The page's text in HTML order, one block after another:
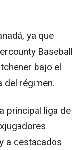
ya que
Baseball
bajo el
del régimen.
principal liga de
a destacados